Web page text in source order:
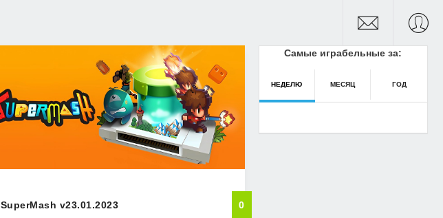
SuperMash v23.01.2023 0
Самые играбельные за:
НЕДЕЛЮ МЕСЯЦ ГОД